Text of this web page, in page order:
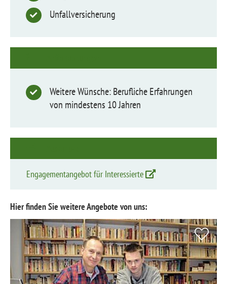
Unfall­ver­si­cherung
Weitere Wünsche: Berufliche Erfahrungen
von mindestens 10 Jahren
Engage­ment­angebot für Interes­sierte
Hier finden Sie weitere Angebote von uns: